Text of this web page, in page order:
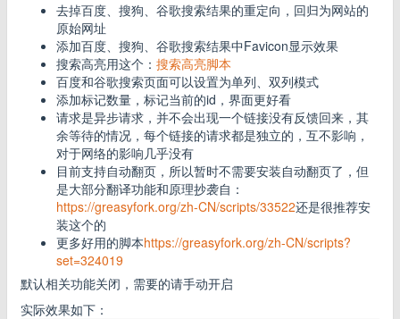
去掉百度、搜狗、谷歌搜索结果的重定向，回归为网站的
原始网址
添加百度、搜狗、谷歌搜索结果中Favicon显示效果
搜索高亮用这个： 搜索高亮脚本
百度和谷歌搜索页面可以设置为单列、双列模式
添加标记数量，标记当前的id，界面更好看
请求是异步请求，并不会出现一个链接没有反馈回来，其
余等待的情况，每个链接的请求都是独立的，互不影响，
对于网络的影响几乎没有
目前支持自动翻页，所以暂时不需要安装自动翻页了，但
是大部分翻译功能和原理抄袭自：
https://greasyfork.org/zh-CN/scripts/33522还是很推荐安
装这个的
更多好用的脚本https://greasyfork.org/zh-CN/scripts?
set=324019
默认相关功能关闭，需要的请手动开启
实际效果如下：